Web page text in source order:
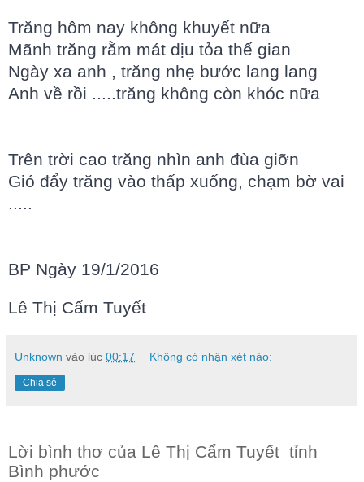
Trăng hôm nay không khuyết nữa
Mãnh trăng rằm mát dịu tỏa thế gian
Ngày xa anh , trăng nhẹ bước lang lang
Anh về rồi .....trăng không còn khóc nữa
Trên trời cao trăng nhìn anh đùa giỡn
Gió đẩy trăng vào thấp xuống, chạm bờ vai
.....
BP Ngày 19/1/2016
Lê Thị Cẩm Tuyết
Unknown vào lúc 00:17 Không có nhận xét nào:
Chia sẻ
Lời bình thơ của Lê Thị Cẩm Tuyết tỉnh
Bình phước